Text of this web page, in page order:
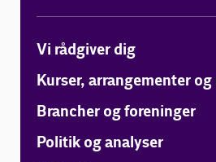
Vi rådgiver dig
Kurser, arrangementer
Brancher og foreninger
Politik og analyser